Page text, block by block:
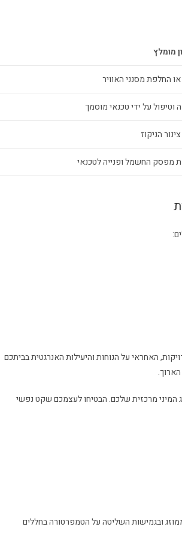
מומלץ
או החלפת מסנני האוויר
וטיפול על ידי טכנאי מוסמך
צינור הניקוז
מפסק החשמל ופנייה לטכנאי
האחראי על הנוחות והיעילות האנרגטית בביתכם
מרכזית שלכם. הבטיחו לעצמכם שקט נפשי
ובגמישות השליטה על הטמפרטורה בחללים